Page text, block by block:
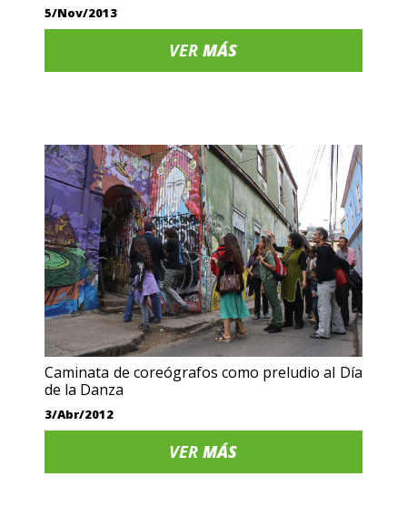
5/Nov/2013
VERMÁS
Caminata de coreógrafos como preludio al Día
de la Danza
3/Abr/2012
VERMÁS